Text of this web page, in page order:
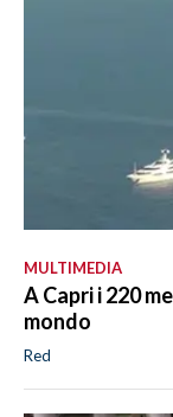
MULTIMEDIA
A Capri i 220
mondo
Red